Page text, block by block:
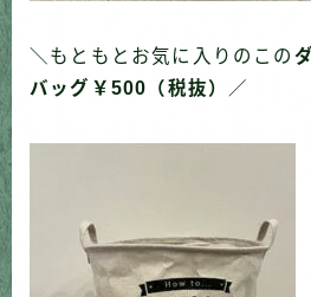
＼もともとお気に入りのこの
バッグ￥500（税抜）
／